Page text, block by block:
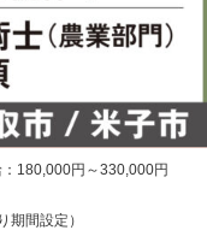
180,000円～330,000円
期間設定）